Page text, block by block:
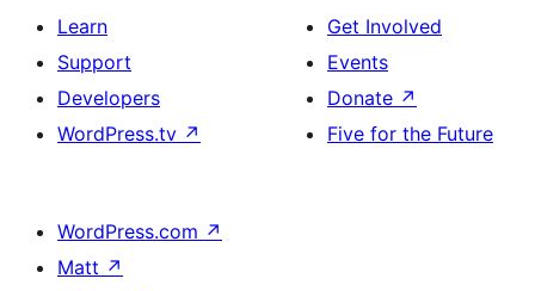
Learn
Support
Developers
WordPress.tv ↗
Get Involved
Events
Donate ↗
Five for the Future
WordPress.com ↗
Matt ↗